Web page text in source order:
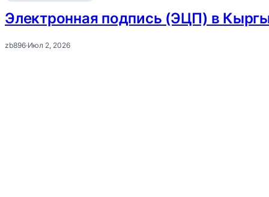
Электронная подпись (ЭЦП) в
zb896·Июл 2, 2026